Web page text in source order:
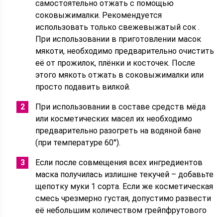
самостоятельно отжать с помощью
соковыжималки. Рекомендуется
использовать только свежевыжатый сок .
При использовании в приготовлении масок
мякоти, необходимо предварительно очистить
её от прожилок, плёнки и косточек. После
этого мякоть отжать в соковыжималки или
просто подавить вилкой.
При использовании в составе средств мёда
или косметических масел их необходимо
предварительно разогреть на водяной бане
(при температуре 60°).
Если после совмещения всех ингредиентов
маска получилась излишне текучей – добавьте
щепотку муки 1 сорта. Если же косметическая
смесь чрезмерно густая, допустимо развести
её небольшим количеством грейпфрутового